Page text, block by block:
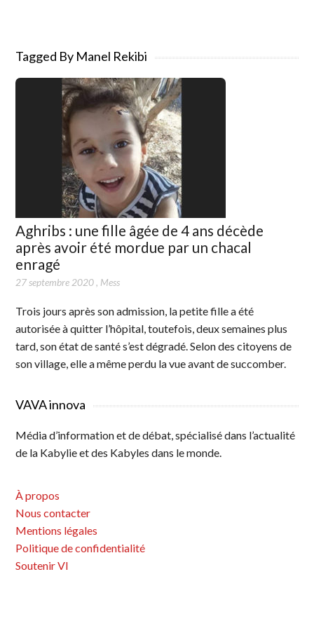
Tagged By Manel Rekibi
Aghribs : une fille âgée de 4 ans décède
après avoir été mordue par un chacal
enragé
27 septembre 2020, Mess
Trois jours après son admission, la petite fille a été
autorisée à quitter l’hôpital, toutefois, deux semaines plus
tard, son état de santé s’est dégradé. Selon des citoyens de
son village, elle a même perdu la vue avant de succomber.
VAVA innova
Média d’information et de débat, spécialisé dans l’actualité
de la Kabylie et des Kabyles dans le monde.
À propos
Nous contacter
Mentions légales
Politique de confidentialité
Soutenir VI